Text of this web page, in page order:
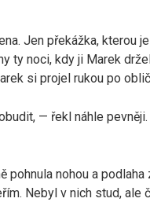
Jen překážka, kterou
ty noci, kdy ji Marek
si projel rukou po
— řekl náhle
pohnula nohou a
Nebyl v nich stud, ale